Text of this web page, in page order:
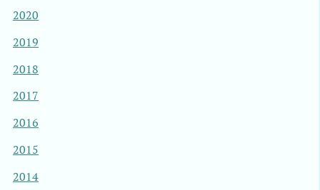
2020
2019
2018
2017
2016
2015
2014